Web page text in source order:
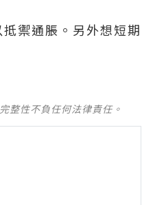
禦通脹。另外想短期
整性不負任何法律責任。